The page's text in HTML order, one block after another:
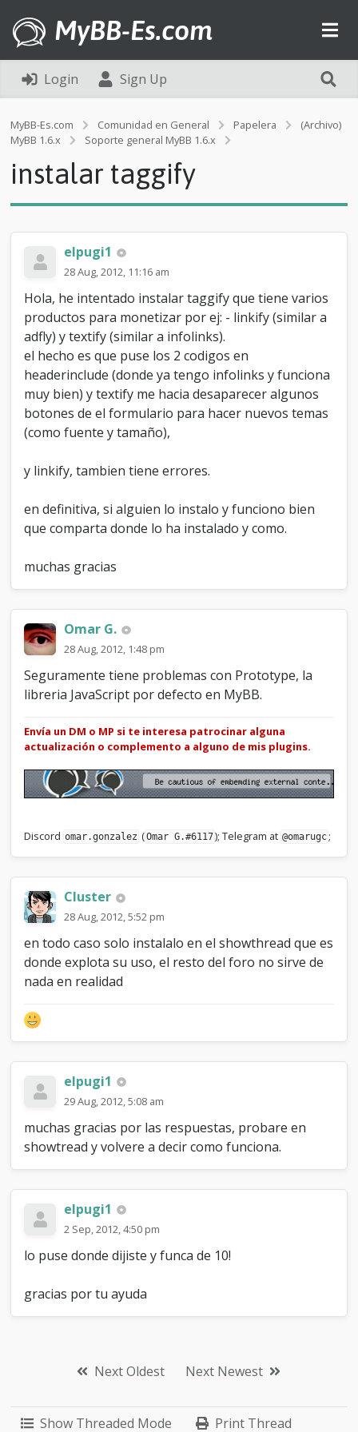
MyBB-Es.com
Login Sign Up
MyBB-Es.com Comunidad en General Papelera
(Archivo)
MyBB 1.6.x
Soporte general MyBB 1.6.x
a
a
g
i
y
instalar taggify
elpugi1
28 Aug, 2012, 11:16 am
Hola, he intentado instalar taggify que tiene varios
productos para monetizar por ej: - linkify (similar a
adfly) y textify (similar a infolinks).
el hecho es que puse los 2 codigos en
headerinclude (donde ya tengo infolinks y funciona
muy bien) y textify me hacia desaparecer algunos
botones de el formulario para hacer nuevos temas
(como fuente y tamaño),
y linkify, tambien tiene errores.
en definitiva, si alguien lo instalo y funciono bien
que comparta donde lo ha instalado y como.
muchas gracias
Omar G.
28 Aug, 2012, 1:48 pm
Seguramente tiene problemas con Prototype, la
libreria JavaScript por defecto en MyBB.
Envía un DM o MP si te interesa patrocinar alguna
actualización o complemento a alguno de mis plugins.
Discord omar.gonzalez (Omar G.#6117); Telegram at @omarugc ;
Cluster
28 Aug, 2012, 5:52 pm
en todo caso solo instalalo en el showthread que es
donde explota su uso, el resto del foro no sirve de
nada en realidad
elpugi1
29 Aug, 2012, 5:08 am
muchas gracias por las respuestas, probare en
showtread y volvere a decir como funciona.
elpugi1
2 Sep, 2012, 4:50 pm
lo puse donde dijiste y funca de 10!
gracias por tu ayuda
Next Oldest Next Newest
Show Threaded Mode Print Thread